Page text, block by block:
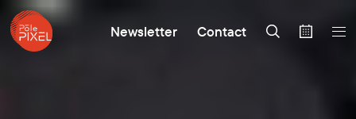
Newsletter Contact